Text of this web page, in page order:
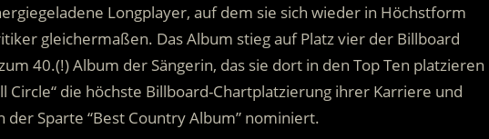
Longplayer, auf dem sie sich wieder in Höchstform
gleichermaßen. Das Album stieg auf Platz vier der Billboard
40.(!) Album der Sängerin, das sie dort in den Top Ten platzieren
Circle“ die höchste Billboard-Chartplatzierung ihrer Karriere und
Sparte “Best Country Album” nominiert.